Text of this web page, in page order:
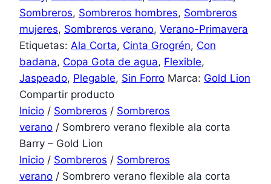
Sombreros, Sombreros hombres, Sombreros
mujeres, Sombreros verano, Verano-Primavera
Etiquetas: Ala Corta, Cinta Grogrén, Con
badana, Copa Gota de agua, Flexible,
Jaspeado, Plegable, Sin Forro Marca: Gold Lion
Compartir producto
Inicio / Sombreros / Sombreros
verano / Sombrero verano flexible ala corta
Barry – Gold Lion
Inicio / Sombreros / Sombreros
verano / Sombrero verano flexible ala corta